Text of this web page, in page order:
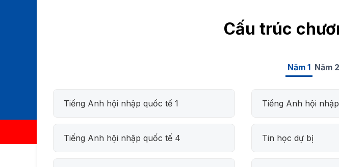
Cấu trúc
Năm 1 Năm 2
Tiếng Anh hội nhập quốc tế 1 Tiếng Anh hội
Tiếng Anh hội nhập quốc tế 4 Tin học dự bị